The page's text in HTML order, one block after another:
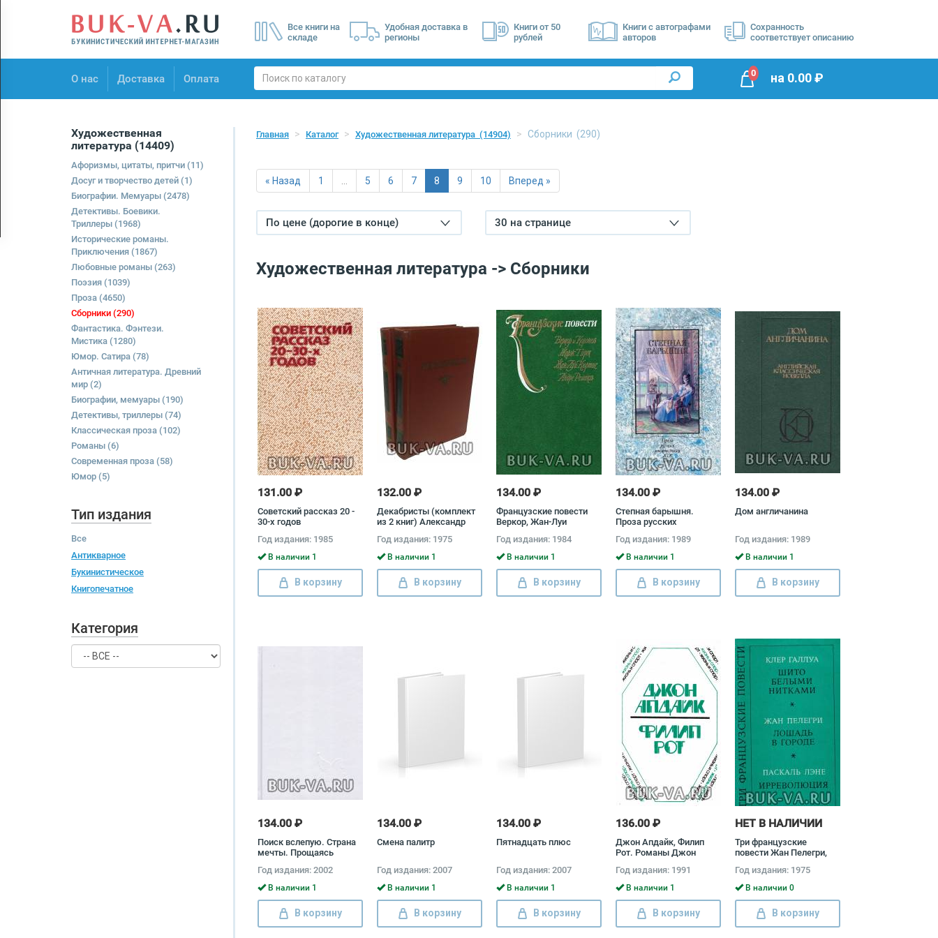
Все книги на
складе
Удобная доставка в
регионы
Книги от 50
рублей
Книги с автографами
авторов
Сохранность
соответствует описанию
О нас Доставка Оплата
О нас
0 на 0.00₽
Художественная
литература (14409)
Афоризмы, цитаты, притчи (11)
Досуг и творчество детей (1)
Биографии. Мемуары (2478)
Детективы. Боевики.
Триллеры (1968)
Исторические романы.
Приключения (1867)
Любовные романы (263)
Поэзия (1039)
Проза (4650)
Сборники (290)
Фантастика. Фэнтези.
Мистика (1280)
Юмор. Сатира (78)
Античная литература. Древний
мир (2)
Биографии, мемуары (190)
Детективы, триллеры (74)
Классическая проза (102)
Романы (6)
Современная проза (58)
Юмор (5)
Тип издания
Все
Антикварное
Букинистическое
Книгопечатное
Категория
Главная Каталог Художественная литература (14904) Сборники (290)
« Назад 1 5 6 7 8 9 10 Вперед »
По цене (дорогие в конце) 30 на странице
Художественная литература -> Сборники
131.00 ₽
Советский рассказ 20 -
30-х годов
Год издания: 1985
В наличии 1
В корзину
132.00 ₽
Декабристы (комплект
из 2 книг) Александр
Вильгельм
Кюхельбекер, Павел
Катенин, Владимир
Раевский, Александр
Одоевский, Федор
Глинка
Год издания: 1975
В наличии 1
В корзину
134.00 ₽
Французские повести
Веркор, Жан-Луи
Андре Ремакль
Год издания: 1984
В наличии 1
В корзину
134.00 ₽
Степная барышня.
Проза русских
Год издания: 1989
В наличии 1
В корзину
134.00 ₽
Дом англичанина
Год издания: 1989
В наличии 1
В корзину
134.00 ₽
Поиск вслепую. Страна
мечты. Прощаясь
Чайлд, Мэри Хиггинс
Кларк, Луанн Райс,
Элизабет Макгрегор
Год издания: 2002
В наличии 1
В корзину
134.00 ₽
Смена палитр
Год издания: 2007
В наличии 1
В корзину
134.00 ₽
Пятнадцать плюс
Год издания: 2007
В наличии 1
В корзину
136.00 ₽
Джон Апдайк, Филип
Рот. Романы Джон
Мулярчик, Филип Рот
Год издания: 1991
В наличии 1
В корзину
НЕТ В НАЛИЧИИ
Три французские
повести Жан Пелегри,
Галлуа, Паскаль Лене
Год издания: 1975
В наличии 0
В корзину